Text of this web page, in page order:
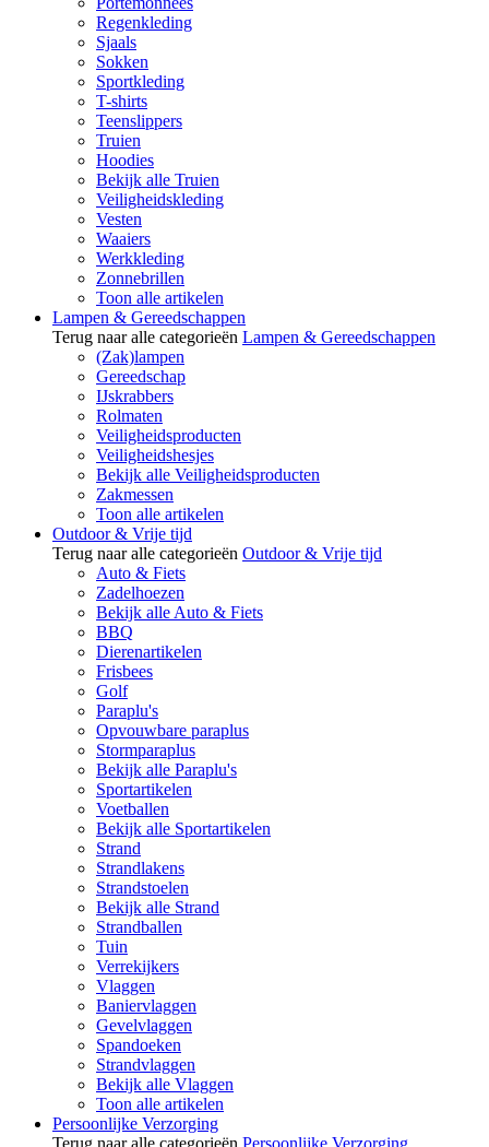
Regenkleding
Sjaals
Sokken
Sportkleding
T-shirts
Teenslippers
Truien
Hoodies
Bekijk alle Truien
Veiligheidskleding
Vesten
Waaiers
Werkkleding
Zonnebrillen
Toon alle artikelen
Lampen & Gereedschappen
Terug naar alle categorieën Lampen & Gereedschappen
(Zak)lampen
Gereedschap
IJskrabbers
Rolmaten
Veiligheidsproducten
Veiligheidshesjes
Bekijk alle Veiligheidsproducten
Zakmessen
Toon alle artikelen
Outdoor & Vrije tijd
Terug naar alle categorieën Outdoor & Vrije tijd
Auto & Fiets
Zadelhoezen
Bekijk alle Auto & Fiets
BBQ
Dierenartikelen
Frisbees
Golf
Paraplu's
Opvouwbare paraplus
Stormparaplus
Bekijk alle Paraplu's
Sportartikelen
Voetballen
Bekijk alle Sportartikelen
Strand
Strandlakens
Strandstoelen
Bekijk alle Strand
Strandballen
Tuin
Verrekijkers
Vlaggen
Baniervlaggen
Gevelvlaggen
Spandoeken
Strandvlaggen
Bekijk alle Vlaggen
Toon alle artikelen
Persoonlijke Verzorging
Terug naar alle categorieën Persoonlijke Verzorging